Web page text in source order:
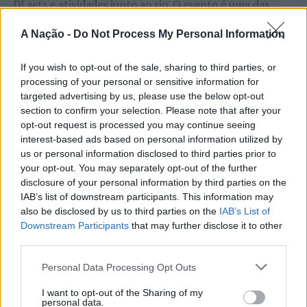
A Nação - Do Not Process My Personal Information
If you wish to opt-out of the sale, sharing to third parties, or
processing of your personal or sensitive information for
targeted advertising by us, please use the below opt-out
section to confirm your selection. Please note that after your
opt-out request is processed you may continue seeing
interest-based ads based on personal information utilized by
us or personal information disclosed to third parties prior to
your opt-out. You may separately opt-out of the further
disclosure of your personal information by third parties on the
IAB’s list of downstream participants. This information may
also be disclosed by us to third parties on the IAB’s List of
Downstream Participants that may further disclose it to other
Personal Data Processing Opt Outs
I want to opt-out of the Sharing of my
personal data.
A requalificação da área envolvente ao antigo Mercado
Municipal e dos SMAS e os trabalhos contemplam uma
área com uma extensão de mais de 27 mil metros
quadrados, abrangendo a Alameda Afonso de
Albuquerque, a Rua da Índia Portuguesa e as pracetas de
Goa, de Pangim, de Damão e Nau São Rafael, numa
intervenção municipal que ascende a 2 milhões e 344 mil
euros, com as obras a cargo dos SMAS a ascenderem a
436 mil euros.
Em termos de contentorização, o município tem
associado a requalificação do espaço público e a
minimizar os incómodos para a população resultantes
da realização de trabalhos e de otimização dos meios
DJ sets e atividades junto ao rio. O evento é uma das
etapas do Nortada Ocean Rides, circuito que em 2026
passa também por Sines, Peniche, Viana do Castelo, Vila
A iniciativa pretende aproximar a prática dos desportos
de vento das comunidades costeiras, promovendo o
território através do mar e das suas condições naturais.
Nas palavras de Pedro Mota, De todas as etapas do
Nortada Ocean Rides, este evento é o que mais precisa
da “nortada” como apoio, porque sem vento não há
kitesurf.
A presença da Nortada vai mais uma vez, alem da
competição. O que queremos é fazer parte deste
movimento que promove o encontro entre atletas,
visitantes e a comunidade local. Que a marca Nortada
valorizando o património natural e a relação de
CONTINUAR A LER
ATUALIDADE
Cinco projetos de Cascais finalistas
em iniciativa europeia
Publicado 1 dia atrás on 05/08/2026
Por Ígor Lopes
Vencedores serão anunciados no “Innovation in Politics
Awards,” a 30 de outubro de 2026, no Centro de